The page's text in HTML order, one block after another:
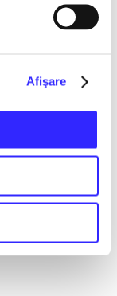
Afişare
Dacian,